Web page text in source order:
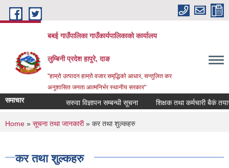
Skip to main content
बबई गाउँपालिका गाउँकार्यपालिकाकाे कार्यालय
लुम्बिनी प्रदेश हापुरे, दाङ
"हाम्रो उत्पादन हाम्रो वजार समृद्धिको आधार, सन्तुलित कर
अनुशासित जनता आत्मनिर्भर स्थानीय सरकार"
समाचार सरुवा विज्ञापन सम्बन्धी सूचना शिक्षक तथा कर्मचारी बैकं तयार
You are here
Home » सूचना तथा जानकारी» कर तथा शुल्कहरु
कर तथा शुल्कहरु